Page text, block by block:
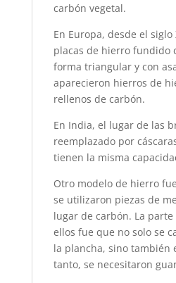
carbón vegetal.
En Europa, desde el siglo
placas de hierro fundido
forma triangular y con
aparecieron hierros de
rellenos de carbón.
En India, el lugar de las
reemplazado por
tienen la misma
Otro modelo de hierro
se utilizaron piezas de
lugar de carbón. La
ellos fue que no solo se
la plancha, sino también
tanto, se necesitaron